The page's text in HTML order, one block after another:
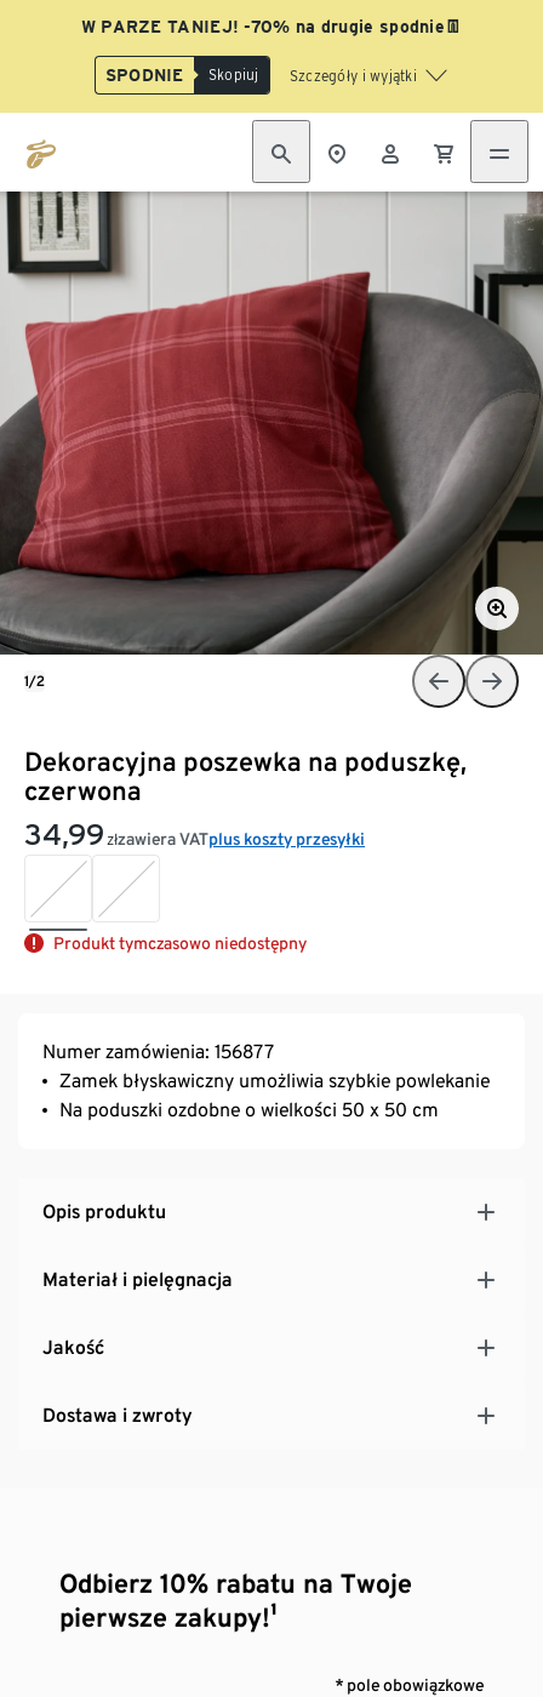
W PARZE TANIEJ! -70% na drugie spodnie👖
SPODNIE Skopiuj Szczegóły i wyjątki
Dekoracyjna poszewka na poduszkę,
czerwona
34,99 złzawiera VATplus koszty przesyłki
Produkt tymczasowo niedostępny
1/2
Numer zamówienia: 156877
Zamek błyskawiczny umożliwia szybkie powlekanie
Na poduszki ozdobne o wielkości 50 x 50 cm
Opis produktu
Materiał i pielęgnacja
Jakość
Dostawa i zwroty
Odbierz 10% rabatu na Twoje
pierwsze zakupy!¹
* pole obowiązkowe